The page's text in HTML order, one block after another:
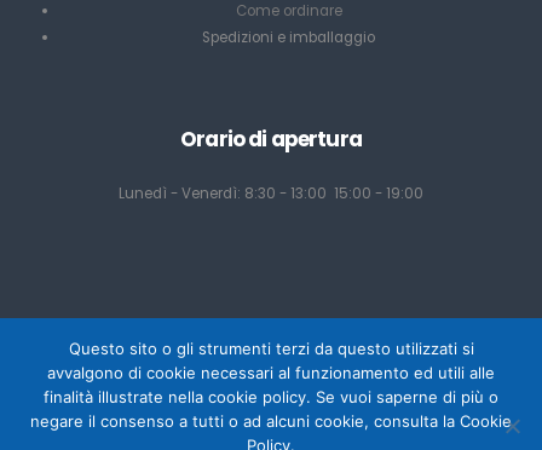
Come ordinare
Spedizioni e imballaggio
Orario di apertura
Lunedì - Venerdì: 8:30 - 13:00 15:00 - 19:00
Powered by Mediacom Design - Antonio Palumbo
Questo sito o gli strumenti terzi da questo utilizzati si
avvalgono di cookie necessari al funzionamento ed utili alle
finalità illustrate nella cookie policy. Se vuoi saperne di più o
negare il consenso a tutti o ad alcuni cookie, consulta la Cookie
Policy.